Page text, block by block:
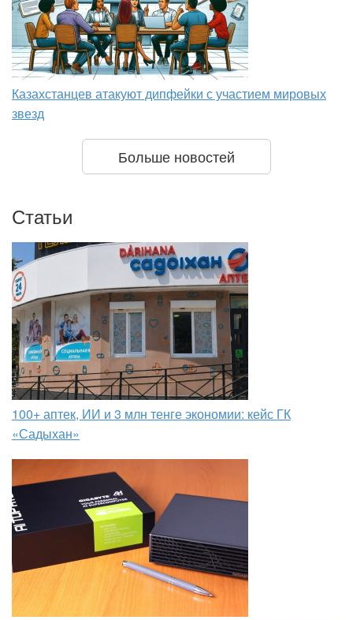
Казахстанцев атакуют дипфейки с участием мировых
звезд
Больше новостей
Статьи
100+ аптек, ИИ и 3 млн тенге экономии: кейс ГК
«Садыхан»